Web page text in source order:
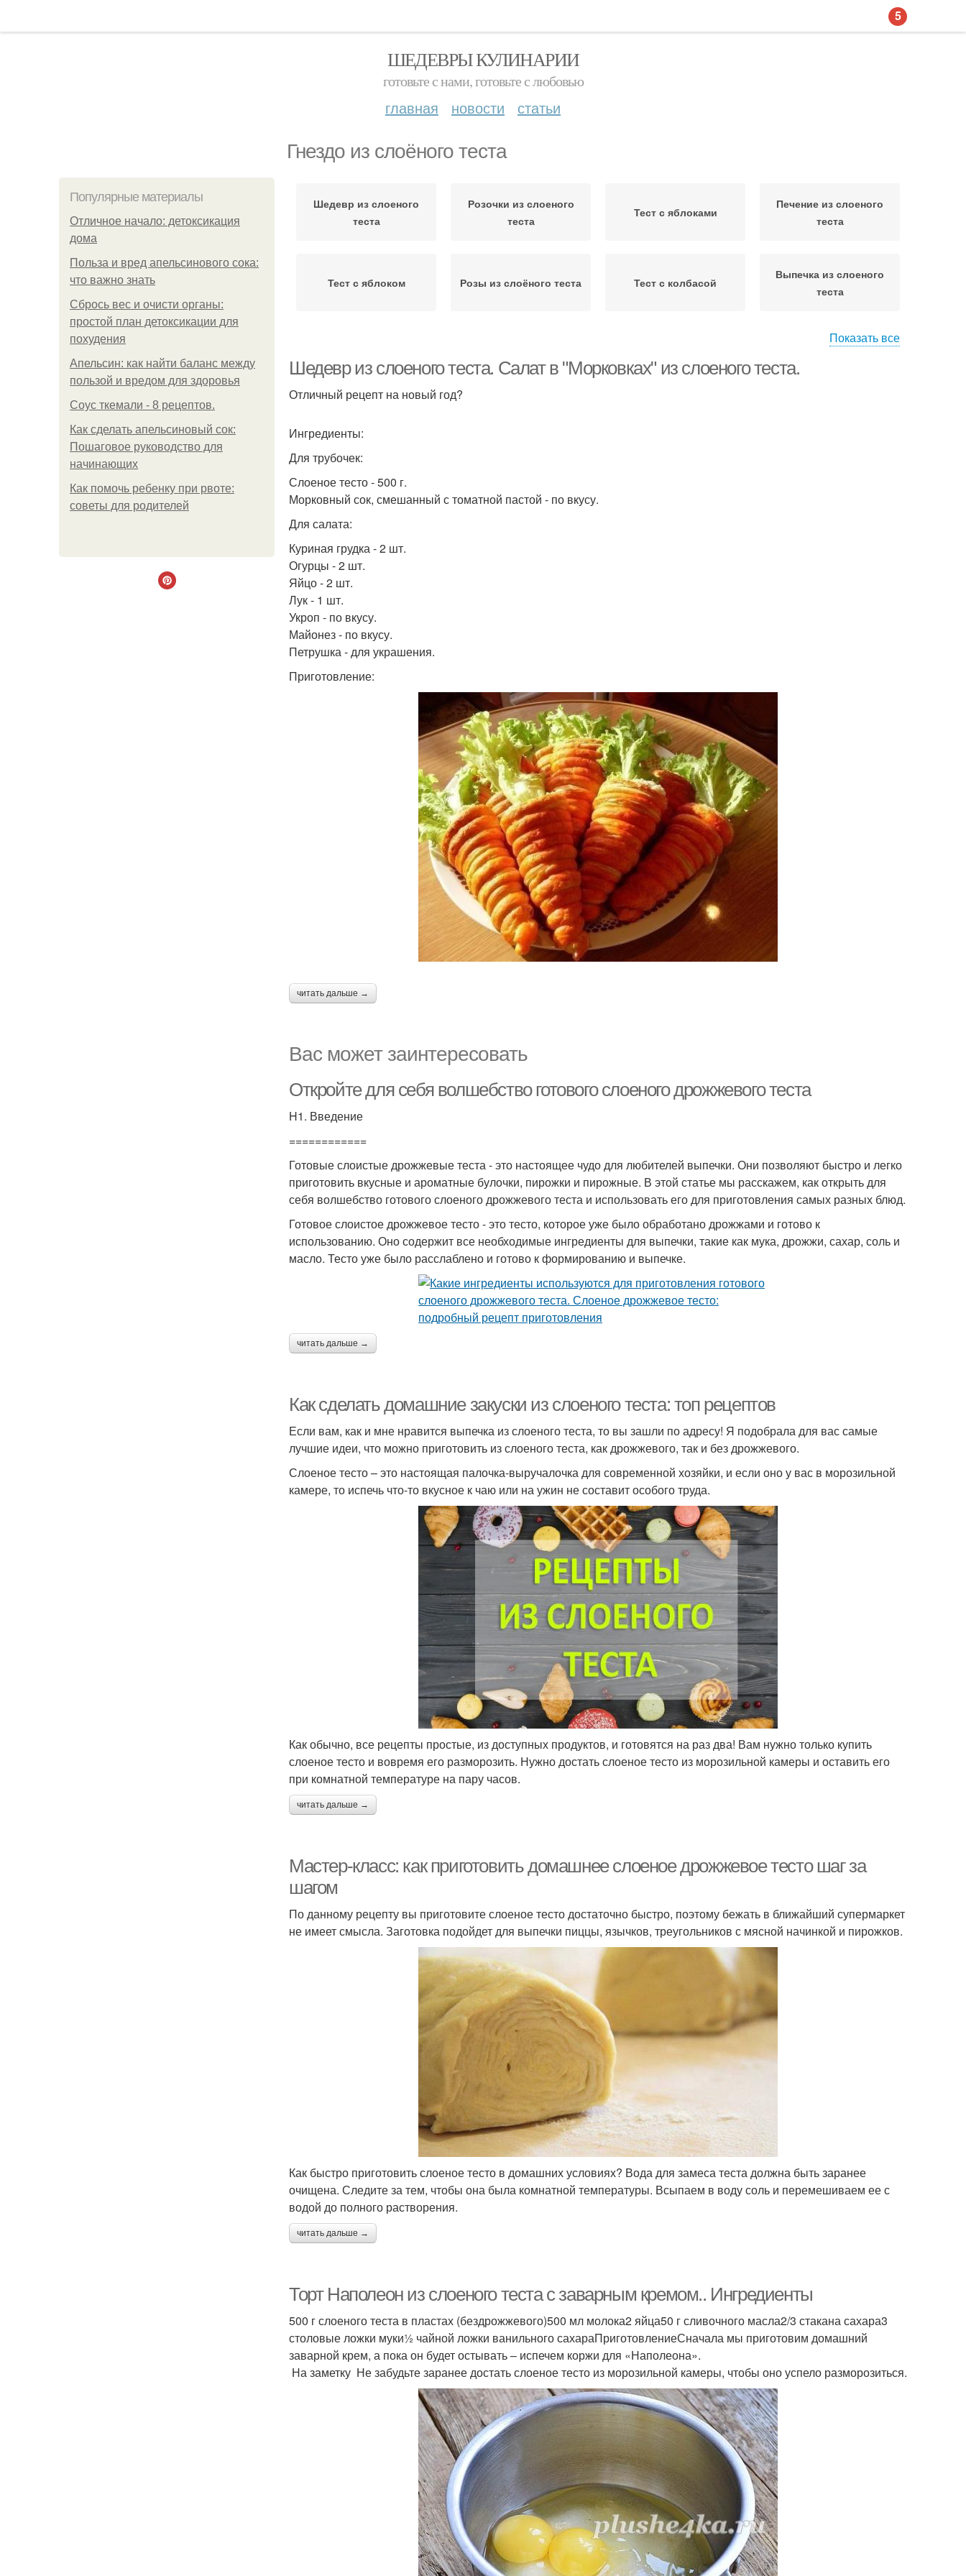
ШЕДЕВРЫ КУЛИНАРИИ
готовьте с нами, готовьте с любовью
главная новости статьи
Гнездо из слоёного теста
Популярные материалы
Отличное начало: детоксикация
дома
Польза и вред апельсинового сока:
что важно знать
Сбрось вес и очисти органы:
простой план детоксикации для
похудения
Апельсин: как найти баланс между
пользой и вредом для здоровья
Соус ткемали - 8 рецептов.
Как сделать апельсиновый сок:
Пошаговое руководство для
начинающих
Как помочь ребенку при рвоте:
советы для родителей
Шедевр из слоеного
теста
Розочки из слоеного
теста
Тест с яблоками
Печение из слоеного
теста
Тест с яблоком Розы из слоёного теста Тест с колбасой
Выпечка из слоеного
теста
теста
Показать все
Шедевр из слоеного теста. Салат в "Морковках" из слоеного теста.
Отличный рецепт на новый год?
Ингредиенты:
Для трубочек:
Слоеное тесто - 500 г.
Морковный сок, смешанный с томатной пастой - по вкусу.
Для салата:
Куриная грудка - 2 шт.
Огурцы - 2 шт.
Яйцо - 2 шт.
Лук - 1 шт.
Укроп - по вкусу.
Майонез - по вкусу.
Петрушка - для украшения.
Приготовление:
читать дальше →
Вас может заинтересовать
Откройте для себя волшебство готового слоеного дрожжевого теста
H1. Введение
============
Готовые слоистые дрожжевые теста - это настоящее чудо для любителей выпечки. Они позволяют быстро и легко
приготовить вкусные и ароматные булочки, пирожки и пирожные. В этой статье мы расскажем, как открыть для
себя волшебство готового слоеного дрожжевого теста и использовать его для приготовления самых разных блюд.
Готовое слоистое дрожжевое тесто - это тесто, которое уже было обработано дрожжами и готово к
использованию. Оно содержит все необходимые ингредиенты для выпечки, такие как мука, дрожжи, сахар, соль и
масло. Тесто уже было расслаблено и готово к формированию и выпечке.
читать дальше →
Как сделать домашние закуски из слоеного теста: топ рецептов
Если вам, как и мне нравится выпечка из слоеного теста, то вы зашли по адресу! Я подобрала для вас самые
лучшие идеи, что можно приготовить из слоеного теста, как дрожжевого, так и без дрожжевого.
Слоеное тесто – это настоящая палочка-выручалочка для современной хозяйки, и если оно у вас в морозильной
камере, то испечь что-то вкусное к чаю или на ужин не составит особого труда.
Как обычно, все рецепты простые, из доступных продуктов, и готовятся на раз два! Вам нужно только купить
слоеное тесто и вовремя его разморозить. Нужно достать слоеное тесто из морозильной камеры и оставить его
при комнатной температуре на пару часов.
читать дальше →
Мастер-класс: как приготовить домашнее слоеное дрожжевое тесто шаг за
шагом
По данному рецепту вы приготовите слоеное тесто достаточно быстро, поэтому бежать в ближайший супермаркет
не имеет смысла. Заготовка подойдет для выпечки пиццы, язычков, треугольников с мясной начинкой и пирожков.
Как быстро приготовить слоеное тесто в домашних условиях? Вода для замеса теста должна быть заранее
очищена. Следите за тем, чтобы она была комнатной температуры. Всыпаем в воду соль и перемешиваем ее с
водой до полного растворения.
читать дальше →
Торт Наполеон из слоеного теста с заварным кремом.. Ингредиенты
500 г слоеного теста в пластах (бездрожжевого)500 мл молока2 яйца50 г сливочного масла2/3 стакана сахара3
столовые ложки муки½ чайной ложки ванильного сахараПриготовлениеСначала мы приготовим домашний
заварной крем, а пока он будет остывать – испечем коржи для «Наполеона».
На заметку Не забудьте заранее достать слоеное тесто из морозильной камеры, чтобы оно успело разморозиться.
5